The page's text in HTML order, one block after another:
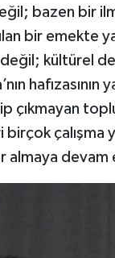
bazen bir
bir emekte
kültürel
hafızasının
çıkmayan
almaya